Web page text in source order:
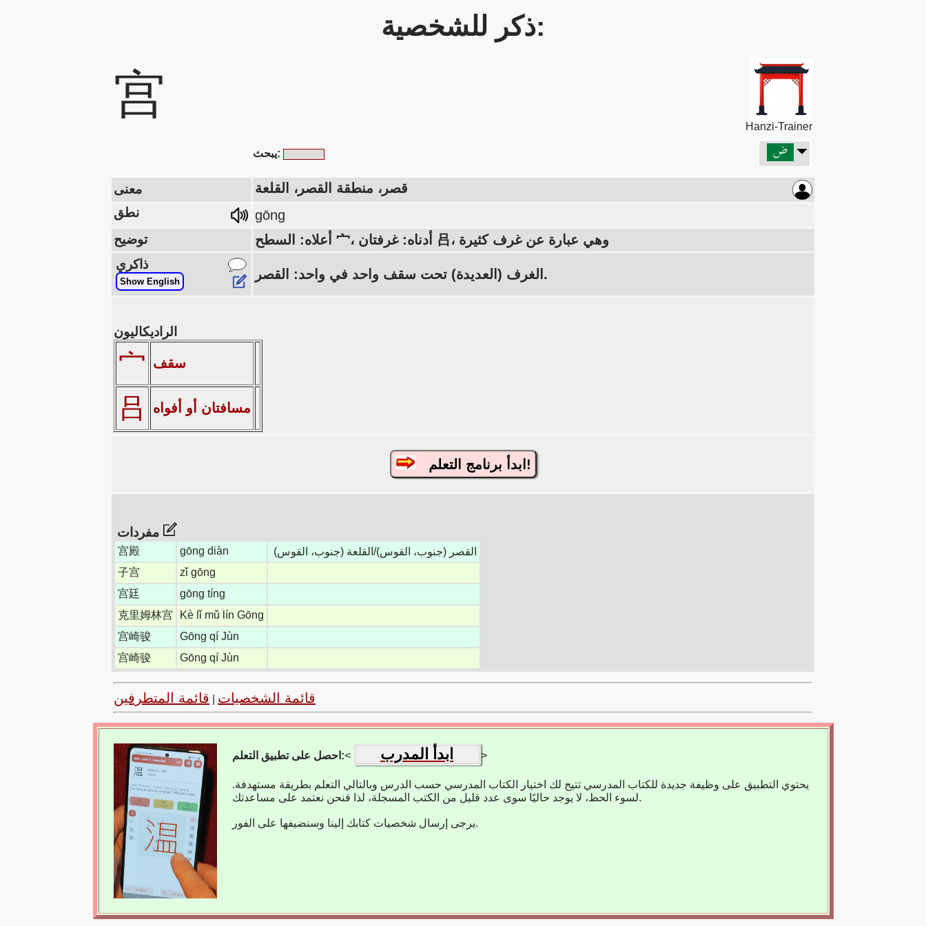
ذكر للشخصية:
宫
Hanzi-Trainer
يبحث:
معنى قصر، منطقة القصر، القلعة
نطق gōng
توضيح أعلاه: السطح 宀، أدناه: غرفتان 吕، وهي عبارة عن غرف كثيرة
ذاكري
Show English الغرف (العديدة) تحت سقف واحد في واحد: القصر.
الراديكاليون
宀 سقف
吕 مسافتان أو أفواه
ابدأ برنامج التعلم!
宫殿 gōng diàn
القصر (جنوب، القوس)/القلعة (جنوب، القوس)
子宫
zǐ gōng
宫廷
gōng tíng
克里姆林宫
Kè lǐ mǔ lín Gōng
宫崎骏
Gōng qí Jùn
宫崎骏
Gōng qí Jùn
قائمة الشخصيات قائمة المتطرفين
احصل على تطبيق التعلم:< ابدأ المدرب >
يحتوي التطبيق على وظيفة جديدة للكتاب المدرسي تتيح لك اختيار الكتاب المدرسي حسب الدرس وبالتالي التعلم بطريقة مستهدفة.
لسوء الحظ، لا يوجد حاليًا سوى عدد قليل من الكتب المسجلة، لذا فنحن نعتمد على مساعدتك.
يرجى إرسال شخصيات كتابك إلينا وسنضيفها على الفور.